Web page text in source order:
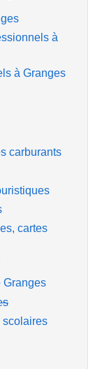
à
à Granges
carburants
cartes
Granges
scolaires